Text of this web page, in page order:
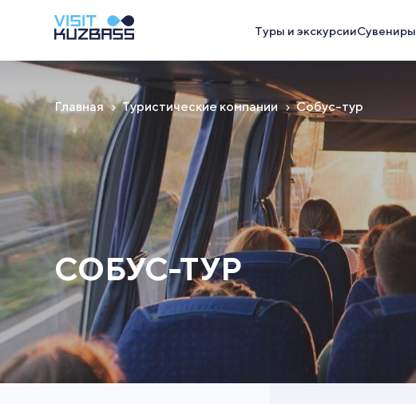
Туры и экскурсииСувениры
Главная Туристические компании Собус-тур
СОБУС-ТУР